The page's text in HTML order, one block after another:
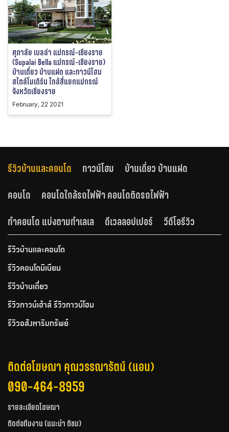
ศุภาลัย เบลล่า แม่กรณ์-เชียงราย
(Supalai Bella แม่กรณ์-เชียงราย)
บ้านเดี่ยว บ้านแฝด และทาวน์โฮม
สไตล์โมเดิร์น ใกล้สี่แยกแม่กรณ์
จังหวัดเชียงราย
February, 22 2021
รีวิวบ้านและคอนโด ทาวน์โฮม
บ้านเดี่ยว บ้านแฝด
คอนโด
คอนโดใกล้รถไฟฟ้า คอนโดติดรถไฟฟ้า
ทำคอนโด แบ่งตามทำเลเล
ดีเวลลอปเปอร์ วีดีโอรีวิว
รีวิวบ้านและคอนโด
รีวิวคอนโดมิเนียม
รีวิวบ้านเดี่ยว
รีวิวทาวน์เฮ้าส์ รีวิวทาวน์โฮม
รีวิวอสังหาริมทรัพย์
ติดต่อโฆษณา คุณวรรณารัตน์ (แอน)
090-464-8959
รายละเอียดโฆษณา
ติดต่อทีมงาน (แนะนำ ติชม)